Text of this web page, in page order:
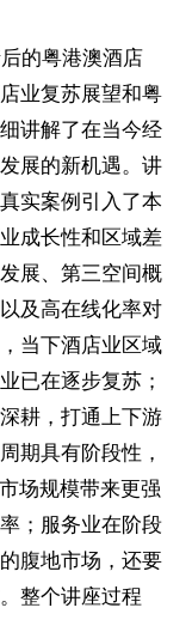
的粤港澳酒店
业复苏展望和粤
讲解了在当今经
展的新机遇。讲
实案例引入了本
成长性和区域差
展、第三空间概
及高在线化率对
当下酒店业区域
已在逐步复苏；
耕，打通上下游
期具有阶段性，
场规模带来更强
；服务业在阶段
腹地市场，还要
整个讲座过程